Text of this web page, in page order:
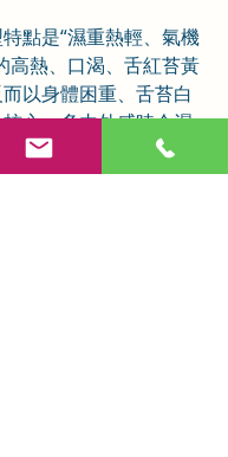
點是“濕重熱輕、氣機
高熱、口渴、舌紅苔黃
以身體困重、舌苔白
心，多由外感時令濕
停、再感外邪，內外
與其他類型溫熱病、